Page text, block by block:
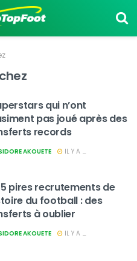
qui n’ont
pas joué après des
records
AKOUETE IL Y A _
5 pires recrutements de
du football : des
à oublier
AKOUETE IL Y A _